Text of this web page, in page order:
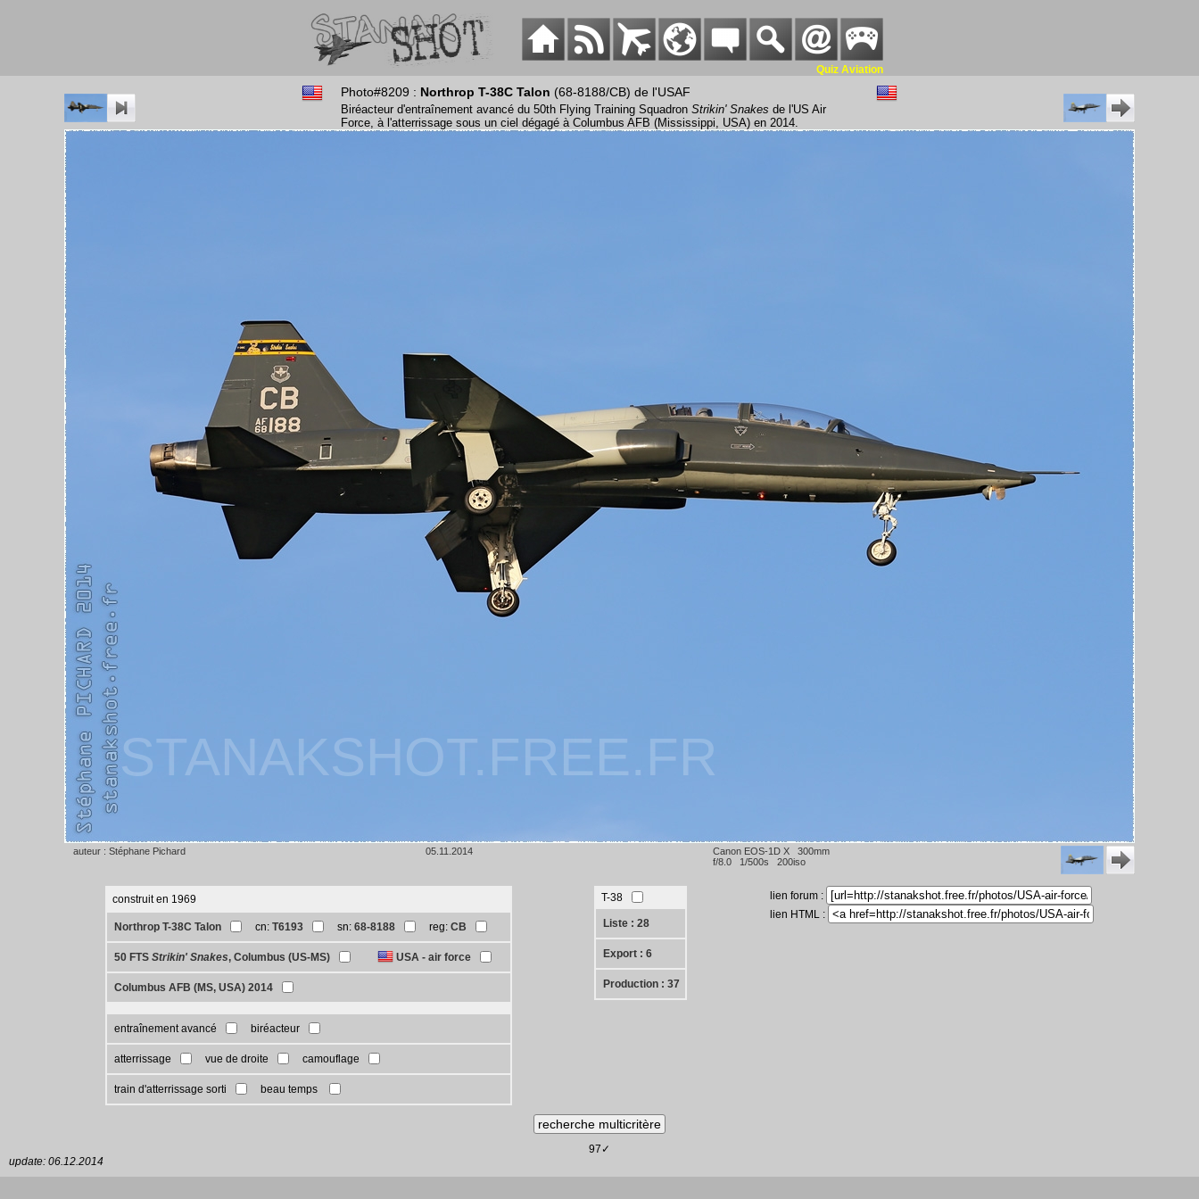
Quiz Aviation
Photo#8209 : Northrop T-38C Talon (68-8188/CB) de l'USAF
Biréacteur d'entraînement avancé du 50th Flying Training Squadron Strikin' Snakes de l'US Air
Force, à l'atterrissage sous un ciel dégagé à Columbus AFB (Mississippi, USA) en 2014.
STANAKSHOT.FREE.FR
auteur : Stéphane Pichard 05.11.2014
Canon EOS-1D X 300mm
f/8.0 1/500s 200iso
construit en 1969
Northrop T-38C Talon cn:T6193 sn:68-8188 reg:CB
50 FTSStrikin' Snakes, Columbus (US-MS) USA - air force
Columbus AFB (MS, USA) 2014
entraînement avancé biréacteur
atterrissage vue de droite camouflage
train d'atterrissage sorti beau temps
T-38
Liste : 28
Export : 6
Production : 37
lien forum :
lien HTML :
97✓
update: 06.12.2014